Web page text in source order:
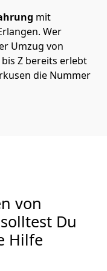
mit
Wer
Umzug von
Z bereits erlebt
die Nummer
von
Du
Hilfe